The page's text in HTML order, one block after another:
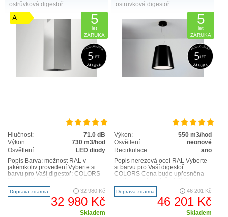
ostrůvková digestoř
A 5
let
ZÁRUKA
Hlučnost:
71.0 dB
Výkon:
730 m3/hod
Osvětlení:
LED diody
Popis Barva: možnost RAL v
jakémkoliv provedení Vyberte si
barvu pro Vaší digestoř: COLORS
digestoře: 9900,- Kč ..
Doprava zdarma 32 980 Kč
32 980 Kč
Skladem
ostrůvková digestoř
5
let
ZÁRUKA
Výkon:
550 m3/hod
Osvětlení:
neonové
Recirkulace:
ano
Popis nerezová ocel RAL Vyberte
si barvu pro Vaší digestoř:
COLORS Cena bude upřesněna
11900,- Kč Barva:černá ..
Doprava zdarma 46 201 Kč
46 201 Kč
Skladem